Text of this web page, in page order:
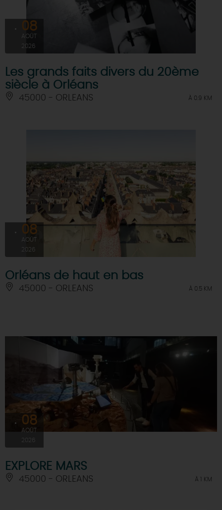
08
AOÛT
2026
Les grands faits divers du 20ème
siècle à Orléans
45000 - ORLEANS À 0.9 KM
08
AOÛT
2026
Orléans de haut en bas
45000 - ORLEANS À 0.5 KM
08
AOÛT
2026
EXPLORE MARS
45000 - ORLEANS À 1 KM